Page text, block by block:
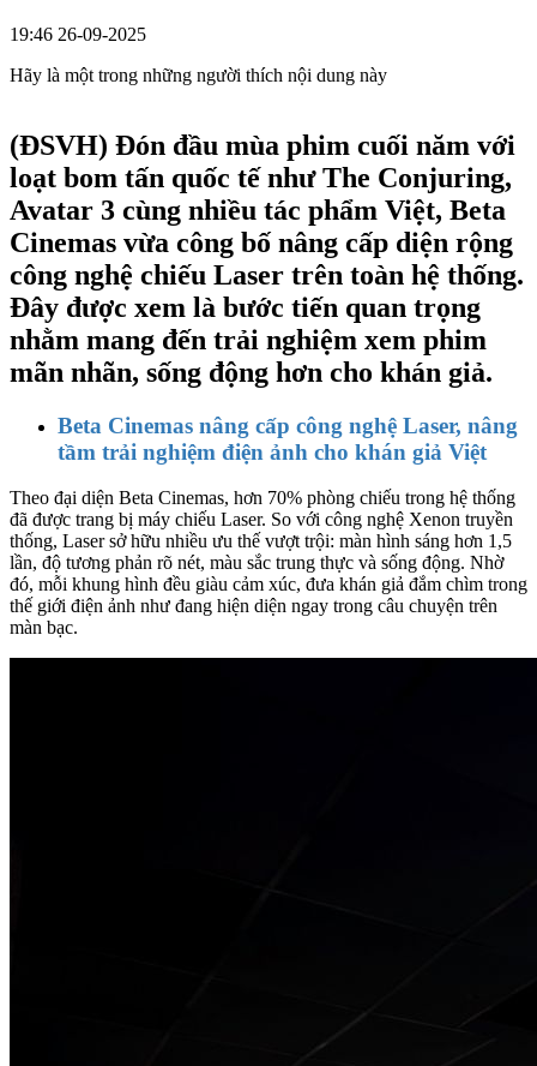
19:46 26-09-2025
Hãy là một trong những người thích nội dung này
(ĐSVH) Đón đầu mùa phim cuối năm với
loạt bom tấn quốc tế như The Conjuring,
Avatar 3 cùng nhiều tác phẩm Việt, Beta
Cinemas vừa công bố nâng cấp diện rộng
công nghệ chiếu Laser trên toàn hệ thống.
Đây được xem là bước tiến quan trọng
nhằm mang đến trải nghiệm xem phim
mãn nhãn, sống động hơn cho khán giả.
Beta Cinemas nâng cấp công nghệ Laser, nâng
tầm trải nghiệm điện ảnh cho khán giả Việt
Theo đại diện Beta Cinemas, hơn 70% phòng chiếu trong hệ thống
đã được trang bị máy chiếu Laser. So với công nghệ Xenon truyền
thống, Laser sở hữu nhiều ưu thế vượt trội: màn hình sáng hơn 1,5
lần, độ tương phản rõ nét, màu sắc trung thực và sống động. Nhờ
đó, mỗi khung hình đều giàu cảm xúc, đưa khán giả đắm chìm trong
thế giới điện ảnh như đang hiện diện ngay trong câu chuyện trên
màn bạc.